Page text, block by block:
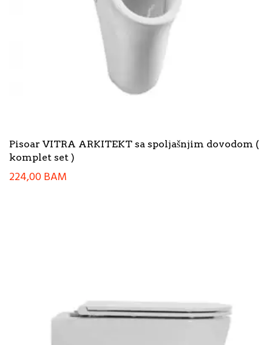
Pisoar VITRA ARKITEKT sa spoljašnjim dovodom (
komplet set )
224,00BAM